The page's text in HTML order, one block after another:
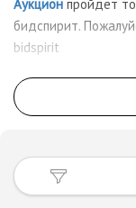
Аукцион пройдет
бидспирит.
bidspirit